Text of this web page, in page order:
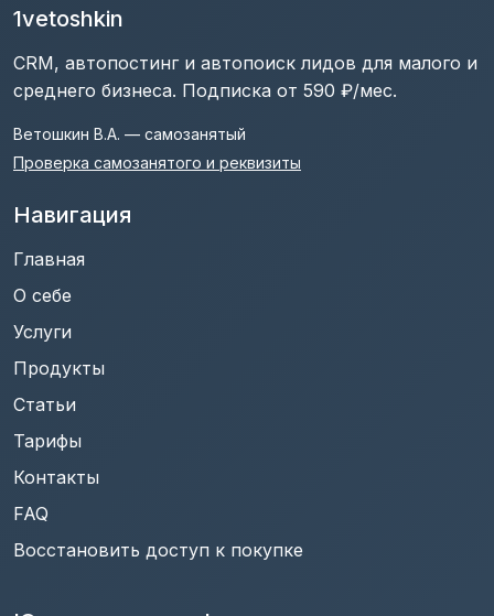
1vetoshkin
CRM, автопостинг и автопоиск лидов для малого и
среднего бизнеса. Подписка от 590 ₽/мес.
Ветошкин В.А. — самозанятый
Проверка самозанятого и реквизиты
Навигация
Главная
О себе
Услуги
Продукты
Статьи
Тарифы
Контакты
FAQ
Восстановить доступ к покупке